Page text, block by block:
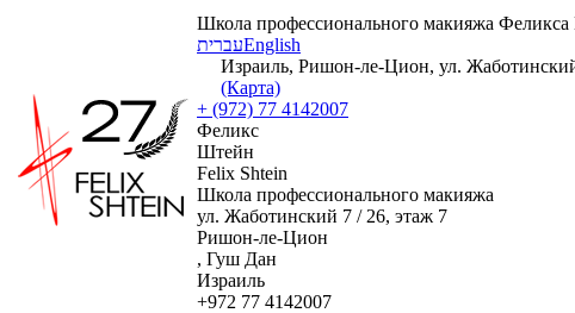
Школа профессионального макияжа
עבריתEnglish
Израиль, Ришон-ле-Цион, ул.
(Карта)
+ (972) 77 4142007
Феликс
Штейн
Felix Shtein
Школа профессионального макияжа
ул. Жаботинский 7 / 26, этаж 7
Ришон-ле-Цион
, Гуш Дан
Израиль
+972 77 4142007